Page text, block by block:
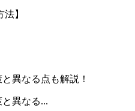
】
異なる点も解説！
異なる...